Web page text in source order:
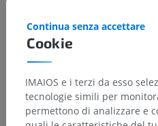
Cavità midollare
Diafisi
Metafisi
Epifisi
Apofisi
Cookie
Continua senza accettare
IMAIOS e i terzi da esso
tecnologie simili per
permettono di analizzare e